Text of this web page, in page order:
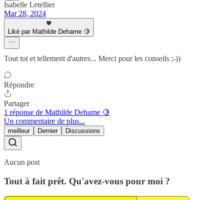
Isabelle Letellier
Mar 28, 2024
Liké par Mathilde Dehame 🍋
Tout toi et tellement d'autres... Merci pour les conseils ;-))
Répondre
Partager
1 réponse de Mathilde Dehame 🍋
Un commentaire de plus...
meilleur Dernier Discussions
Aucun post
Tout à fait prêt. Qu'avez-vous pour moi ?